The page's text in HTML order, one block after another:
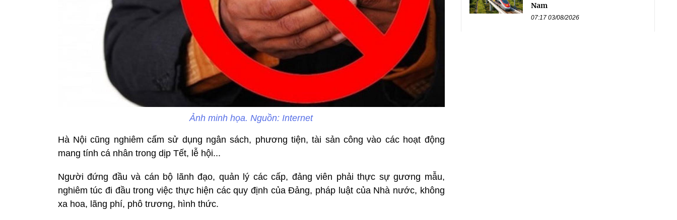
Ảnh minh họa. Nguồn: Internet
Hà Nội cũng nghiêm cấm sử dụng ngân sách, phương tiện, tài sản công vào các hoạt động
mang tính cá nhân trong dịp Tết, lễ hội...
Người đứng đầu và cán bộ lãnh đạo, quản lý các cấp, đảng viên phải thực sự gương mẫu,
nghiêm túc đi đầu trong việc thực hiện các quy định của Đảng, pháp luật của Nhà nước, không
xa hoa, lãng phí, phô trương, hình thức.
Nam
07:17 03/08/2026